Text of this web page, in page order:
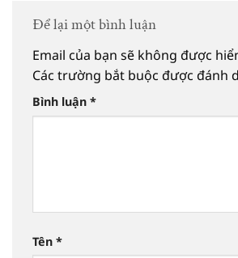
Để lại một bình luận
Email của bạn sẽ không được
Các trường bắt buộc được đánh
Bình luận *
Tên *